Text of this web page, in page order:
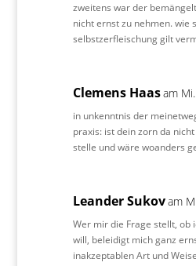
zweitens war der
nicht ernst zu nehmen. wie
selbstzerfleischung gilt
Clemens Haasam
in unkenntnis der
praxis: ist dein zorn da
stelle und wäre woanders
Leander Sukovam
Wer mir die Frage stellt, ob
will, beleidigt mich ganz
inakzeptablen Art und